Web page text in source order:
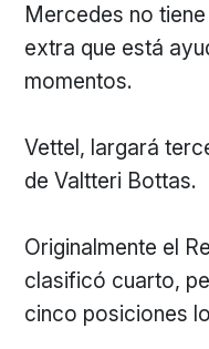
Mercedes no
extra que está
momentos.
Vettel, largará
de Valtteri Bottas.
Originalmente el
clasificó cuarto,
cinco posiciones